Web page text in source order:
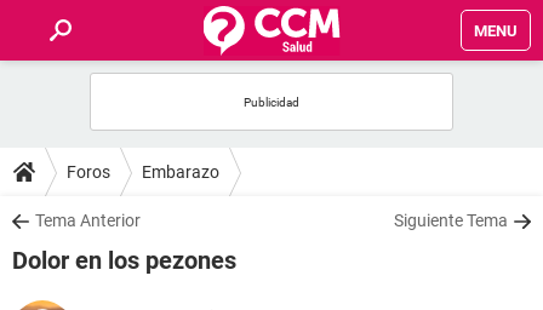
MENU
FOROS
SALUD
Foros Embarazo
Tema Anterior Siguiente Tema
Dolor en los pezones